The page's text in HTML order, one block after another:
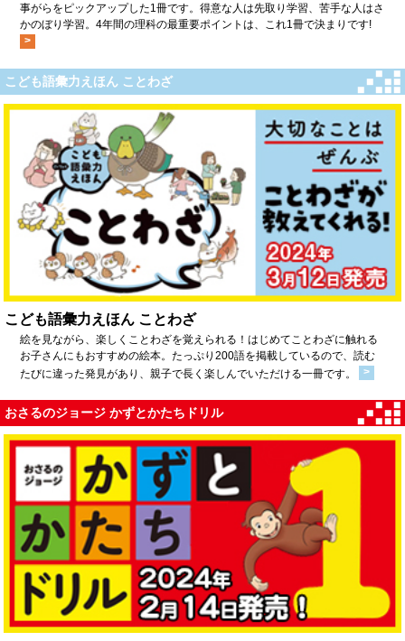
事がらをピックアップした1冊です。得意な人は先取り学習、苦手な人はさ
かのぼり学習。4年間の理科の最重要ポイントは、これ1冊で決まりです!
>
こども語彙力えほん ことわざ
こども語彙力えほん ことわざ
絵を見ながら、楽しくことわざを覚えられる！はじめてことわざに触れる
お子さんにもおすすめの絵本。たっぷり200語を掲載しているので、読む
たびに違った発見があり、親子で長く楽しんでいただける一冊です。
>
おさるのジョージ かずとかたちドリル